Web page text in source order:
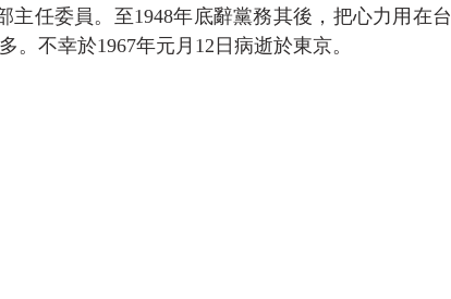
主任委員。至1948年底辭黨務其後，把心力用在台
不幸於1967年元月12日病逝於東京。